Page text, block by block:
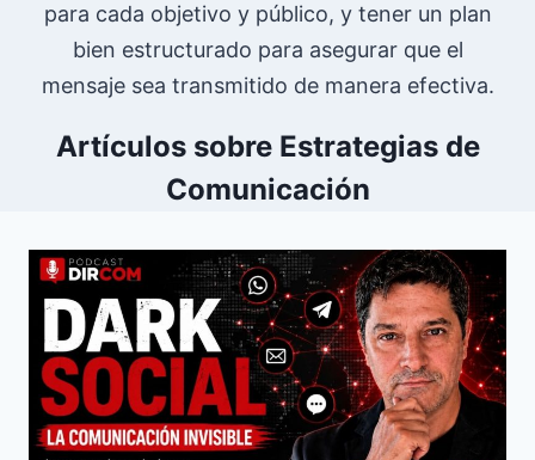
para cada objetivo y público, y tener un plan
bien estructurado para asegurar que el
mensaje sea transmitido de manera efectiva.
Artículos sobre Estrategias de
Comunicación